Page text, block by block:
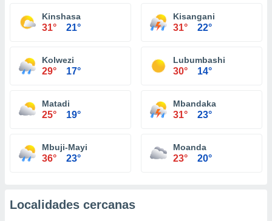
Kinshasa
31° 21°
Kisangani
31° 22°
Kolwezi
29° 17°
Lubumbashi
30° 14°
Matadi
25° 19°
Mbandaka
31° 23°
Mbuji-Mayi
36° 23°
Moanda
23° 20°
Localidades cercanas